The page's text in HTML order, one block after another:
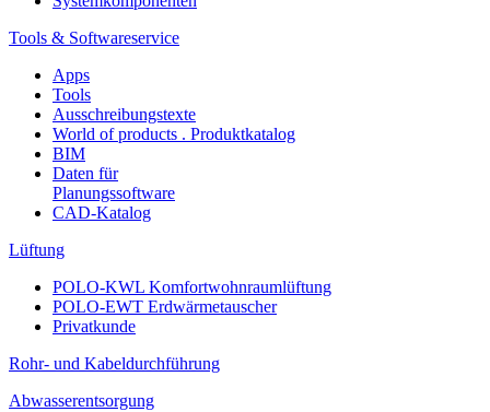
Tools & Softwareservice
Apps
Tools
Ausschreibungstexte
World of products . Produktkatalog
BIM
Daten für
Planungssoftware
CAD-Katalog
Lüftung
POLO-KWL Komfortwohnraumlüftung
POLO-EWT Erdwärmetauscher
Privatkunde
Rohr- und Kabeldurchführung
Abwasserentsorgung